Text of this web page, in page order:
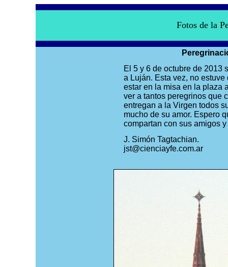
Fotos de la
El 5 y 6 de octubre de 2013
a Luján. Esta vez, no
estar en la misa en la plaza
ver a tantos peregrinos que
entregan a la Virgen todos
mucho de su amor. Espero
compartan con sus amigos
J. Simón Tagtachian.
jst@cienciayfe.com.ar